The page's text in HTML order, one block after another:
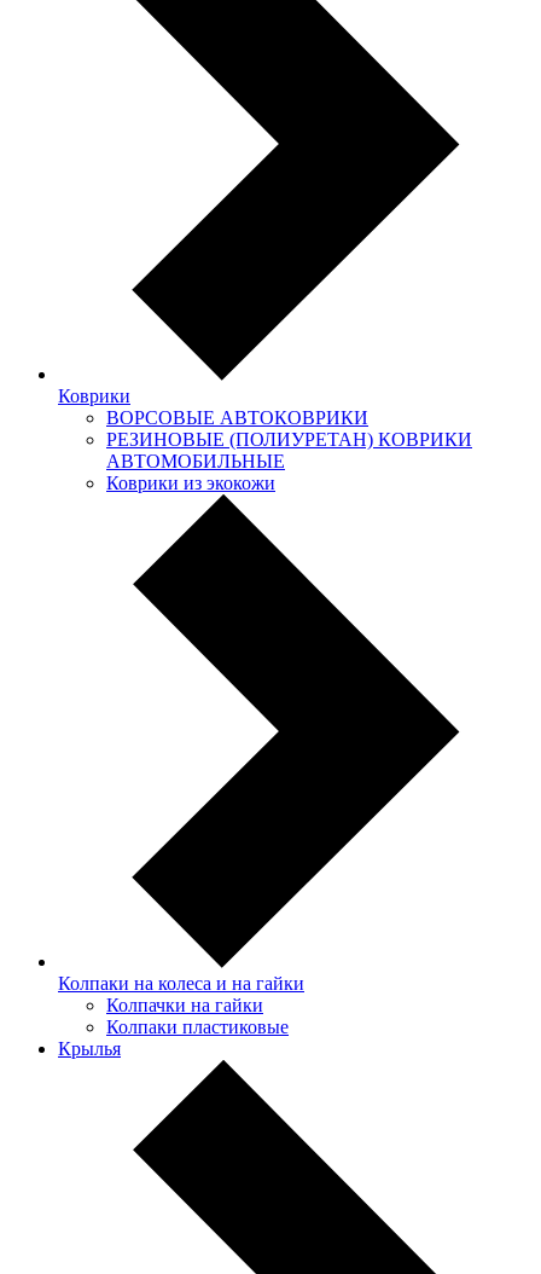
Коврики
ВОРСОВЫЕ АВТОКОВРИКИ
РЕЗИНОВЫЕ (ПОЛИУРЕТАН) КОВРИКИ
АВТОМОБИЛЬНЫЕ
Коврики из экокожи
Колпаки на колеса и на гайки
Колпачки на гайки
Колпаки пластиковые
Крылья